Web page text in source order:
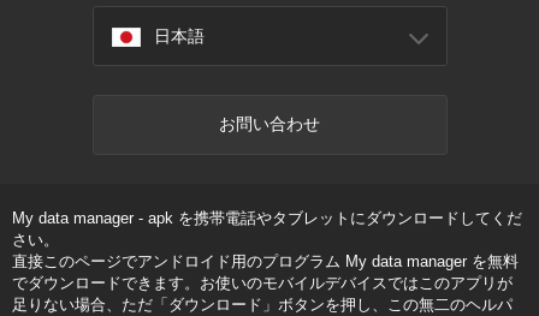
日本語
お問い合わせ
My data manager - apk を携帯電話やタブレットにダウンロードしてくだ
さい。
直接このページでアンドロイド用のプログラム My data manager を無料
でダウンロードできます。お使いのモバイルデバイスではこのアプリが
足りない場合、ただ「ダウンロード」ボタンを押し、この無二のヘルパ